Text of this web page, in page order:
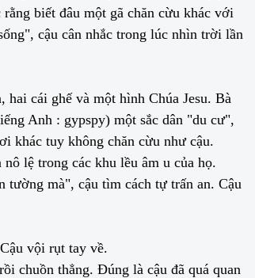
biết đâu một gã chăn cừu khác với
cậu cân nhắc trong lúc nhìn trời lần
cái ghế và một hình Chúa Jesu. Bà
Anh : gypspy) một sắc dân "du cư",
khác tuy không chăn cừu như cậu.
lệ trong các khu lều âm u của họ.
tường mà", cậu tìm cách tự trấn an. Cậu
vội rụt tay về.
chuồn thẳng. Đúng là cậu đã quá quan